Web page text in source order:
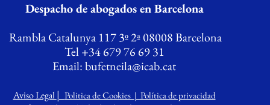
Despacho de abogados en Barcelona
Rambla Catalunya 117 3º 2ª 08008 Barcelona
Tel +34 679 76 69 31
Email:bufetneila@icab.cat
Aviso Legal| Politica de Cookies | Política de privacidad